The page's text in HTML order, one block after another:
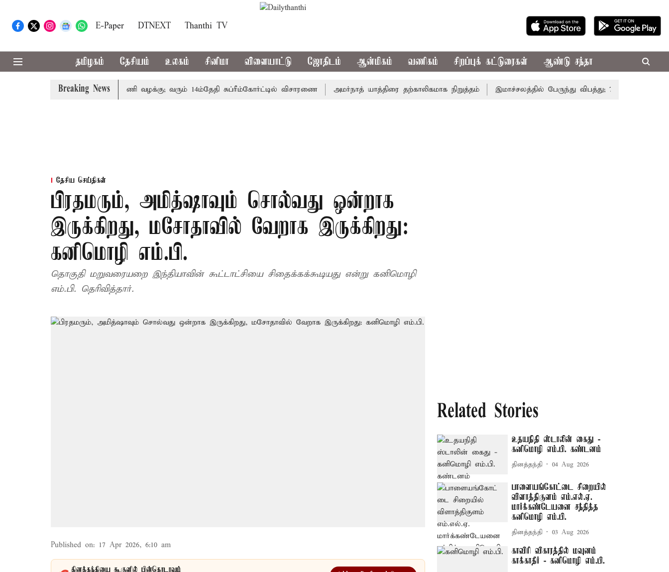
E-Paper DTNEXT Thanthi TV
தமிழகம் தேசியம் உலகம் சினிமா விளையாட்டு ஜோதிடம் ஆன்மிகம் வணிகம் சிறப்புக் கட்டுரைகள் ஆண்டு சந்தா
Breaking News
குடும்பத்தினருக்கு அரசுப்பணி வழக்கு; வரும் 14ம்தேதி சுப்ரீம்கோர்ட்டில் விசாரணை அமர்நாத் யாத்திரை தற்காலிகமாக நிறுத்தம் இமாச்சலத்தில் பேருந்து விபத்து; 7 பேர் பலி -
தேசிய செய்திகள்
பிரதமரும், அமித்ஷாவும் சொல்வது ஒன்றாக
இருக்கிறது, மசோதாவில் வேறாக இருக்கிறது:
கனிமொழி எம்.பி.
தொகுதி மறுவரையறை இந்தியாவின் கூட்டாட்சியை சிதைக்கக்கூடியது என்று கனிமொழி
எம்.பி. தெரிவித்தார்.
Published on: 17 Apr 2026, 6:10 am
தினத்தந்தியை கூகுளில் பின்தொடரவும்
Related Stories
உதயநிதி ஸ்டாலின் கைது -
கனிமொழி எம்.பி. கண்டனம்
தினத்தந்தி 04 Aug 2026
பாளையங்கோட்டை சிறையில்
விளாத்திகுளம் எம்.எல்.ஏ.
மார்க்கண்டேயனை சந்தித்த
கனிமொழி எம்.பி.
தினத்தந்தி 03 Aug 2026
காவிரி விகாரத்தில் மவுனம்
காக்காதீர் - கனிமொழி எம்.பி.